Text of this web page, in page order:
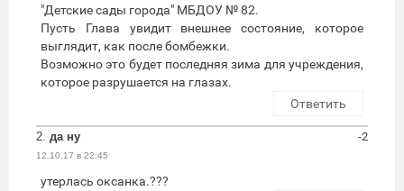
"Детские сады города" МБДОУ № 82.
Пусть Глава увидит внешнее состояние, которое
выглядит, как после бомбежки.
Возможно это будет последняя зима для учреждения,
которое разрушается на глазах.
Ответить
2. да ну
12.10.17 в 22:45
-2
утерлась оксанка.???